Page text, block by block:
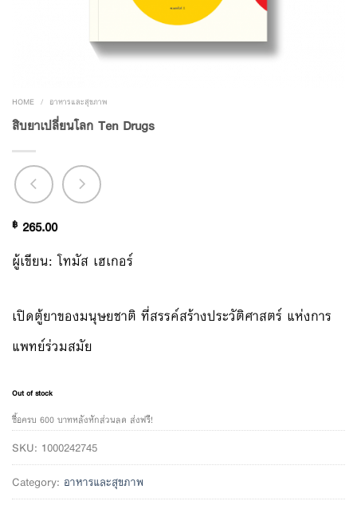
HOME / อาหารและสุขภาพ
สิบยาเปลี่ยนโลก Ten Drugs
฿ 265.00
ผู้เขียน: โทมัส เฮเกอร์
เปิดตู้ยาของมนุษยชาติ ที่สรรค์สร้างประวัติศาสตร์ แห่งการ
แพทย์ร่วมสมัย
Out of stock
ซื้อครบ 600 บาทหลังหักส่วนลด ส่งฟรี!
SKU: 1000242745
Category: อาหารและสุขภาพ